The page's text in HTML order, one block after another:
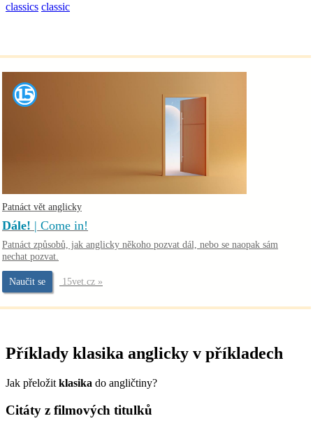
classics classic
Patnáct vět anglicky
Dále! | Come in!
Patnáct způsobů, jak anglicky někoho pozvat dál, nebo se naopak sám
nechat pozvat.
Naučit se 15vet.cz »
Příklady klasika anglicky v příkladech
Jak přeložit klasika do angličtiny?
Citáty z filmových titulků